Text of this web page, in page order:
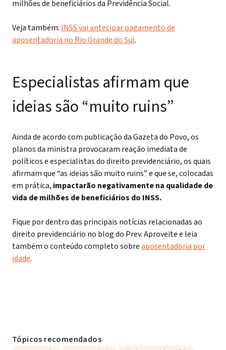
milhões de beneficiários da Previdência Social.
Veja também: INSS vai antecipar pagamento de
aposentadoria no Rio Grande do Sul.
Especialistas afirmam que
ideias são “muito ruins”
Ainda de acordo com publicação da Gazeta do Povo, os
planos da ministra provocaram reação imediata de
políticos e especialistas do direito previdenciário, os quais
afirmam que “as ideias são muito ruins” e que se, colocadas
em prática, impactarão negativamente na qualidade de
vida de milhões de beneficiários do INSS.
Fique por dentro das principais notícias relacionadas ao
direito previdenciário no blog do Prev. Aproveite e leia
também o conteúdo completo sobreaposentadoria por
idade.
Tópicos recomendados